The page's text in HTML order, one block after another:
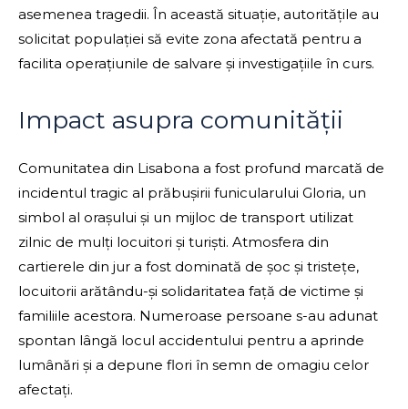
asemenea tragedii. În această situație, autoritățile au
solicitat populației să evite zona afectată pentru a
facilita operațiunile de salvare și investigațiile în curs.
Impact asupra comunității
Comunitatea din Lisabona a fost profund marcată de
incidentul tragic al prăbușirii funicularului Gloria, un
simbol al orașului și un mijloc de transport utilizat
zilnic de mulți locuitori și turiști. Atmosfera din
cartierele din jur a fost dominată de șoc și tristețe,
locuitorii arătându-și solidaritatea față de victime și
familiile acestora. Numeroase persoane s-au adunat
spontan lângă locul accidentului pentru a aprinde
lumânări și a depune flori în semn de omagiu celor
afectați.